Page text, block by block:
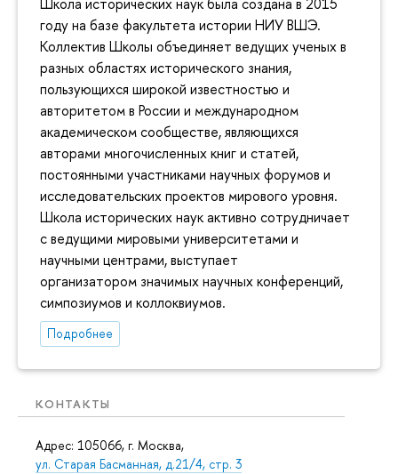
году на базе факультета истории НИУ ВШЭ.
Коллектив Школы объединяет ведущих ученых в
разных областях исторического знания,
пользующихся широкой известностью и
авторитетом в России и международном
академическом сообществе, являющихся
авторами многочисленных книг и статей,
постоянными участниками научных форумов и
исследовательских проектов мирового уровня.
Школа исторических наук активно сотрудничает
с ведущими мировыми университетами и
научными центрами, выступает
организатором значимых научных конференций,
симпозиумов и коллоквиумов.
Подробнее
КОНТАКТЫ
Адрес: 105066, г. Москва,
ул. Старая Басманная, д.21/4, стр. 3